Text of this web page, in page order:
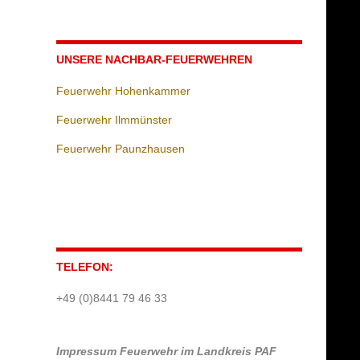
UNSERE NACHBAR-FEUERWEHREN
Feuerwehr Hohenkammer
Feuerwehr Ilmmünster
Feuerwehr Paunzhausen
TELEFON:
+49 (0)8441 79 46 33
Impressum Feuerwehr im Landkreis PAF